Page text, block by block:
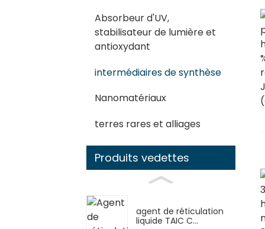
Absorbeur d'UV,
stabilisateur de lumière et
antioxydant
intermédiaires de synthèse
Nanomatériaux
terres rares et alliages
Produits vedettes
agent de réticulation
liquide TAIC C...